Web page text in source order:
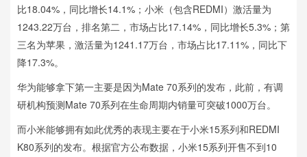
比18.04%，同比增长14.1%；小米（包含REDMI）激活量为
1243.22万台，排名第二，市场占比17.14%，同比增长5.3%；第
三名为苹果，激活量为1241.17万台，市场占比17.11%，同比下
降17.3%。
华为能够拿下第一主要是因为Mate 70系列的发布，此前，有调
研机构预测Mate 70系列在生命周期内销量可突破1000万台。
而小米能够拥有如此优秀的表现主要在于小米15系列和REDMI
K80系列的发布。根据官方公布数据，小米15系列开售不到10